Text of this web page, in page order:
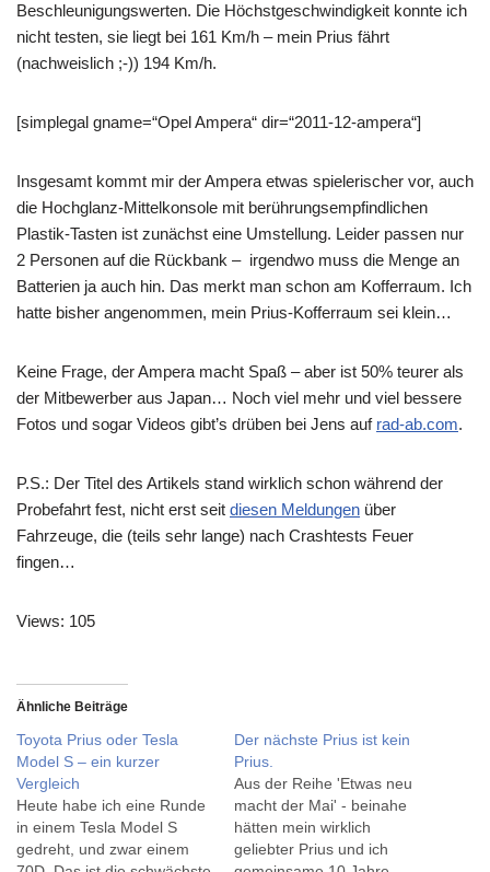
Beschleunigungswerten. Die Höchstgeschwindigkeit konnte ich
nicht testen, sie liegt bei 161 Km/h – mein Prius fährt
(nachweislich ;-)) 194 Km/h.
[simplegal gname=“Opel Ampera“ dir=“2011-12-ampera“]
Insgesamt kommt mir der Ampera etwas spielerischer vor, auch
die Hochglanz-Mittelkonsole mit berührungsempfindlichen
Plastik-Tasten ist zunächst eine Umstellung. Leider passen nur
2 Personen auf die Rückbank – irgendwo muss die Menge an
Batterien ja auch hin. Das merkt man schon am Kofferraum. Ich
hatte bisher angenommen, mein Prius-Kofferraum sei klein…
Keine Frage, der Ampera macht Spaß – aber ist 50% teurer als
der Mitbewerber aus Japan… Noch viel mehr und viel bessere
Fotos und sogar Videos gibt’s drüben bei Jens auf rad-ab.com.
P.S.: Der Titel des Artikels stand wirklich schon während der
Probefahrt fest, nicht erst seit diesen Meldungen über
Fahrzeuge, die (teils sehr lange) nach Crashtests Feuer
fingen…
Views: 105
Ähnliche Beiträge
Toyota Prius oder Tesla
Model S – ein kurzer
Vergleich
Heute habe ich eine Runde
in einem Tesla Model S
gedreht, und zwar einem
Der nächste Prius ist kein
Prius.
Aus der Reihe 'Etwas neu
macht der Mai' - beinahe
hätten mein wirklich
geliebter Prius und ich